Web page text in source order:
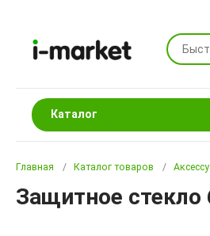
Каталог
Главная Каталог товаров
Защитное стекло